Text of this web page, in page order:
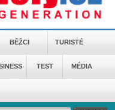
BĚŽCI TURISTÉ
TEST MÉDIA